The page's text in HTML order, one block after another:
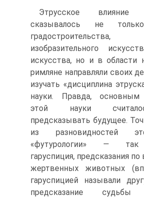
Этрусское
сказывалось не
градостроительства,
изобразительного
искусства, но и в области
римляне направляли своих
изучать «дисциплина
науки. Правда, основным
этой науки
предсказывать будущее.
из разновидностей
«футурологии» — так
гаруспиция, предсказания
жертвенных животных
гаруспицией называли
предсказание судьбы